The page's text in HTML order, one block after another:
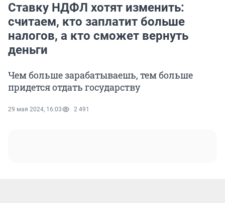
Ставку НДФЛ хотят изменить:
считаем, кто заплатит больше
налогов, а кто сможет вернуть
деньги
Чем больше зарабатываешь, тем больше
придется отдать государству
29 мая 2024, 16:03 2 491